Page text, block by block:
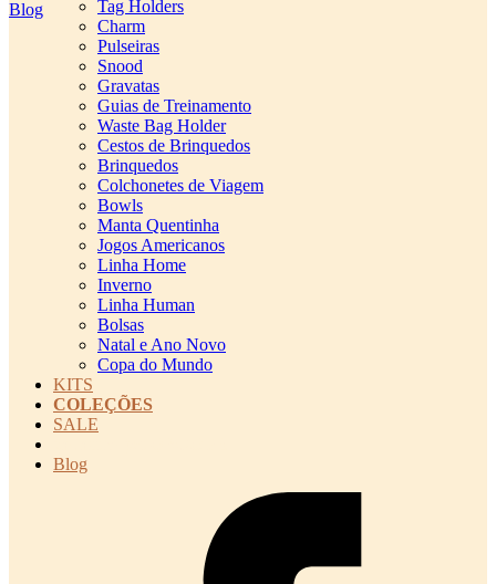
Blog
Tag Holders
Charm
Pulseiras
Snood
Gravatas
Guias de Treinamento
Waste Bag Holder
Cestos de Brinquedos
Brinquedos
Colchonetes de Viagem
Bowls
Manta Quentinha
Jogos Americanos
Linha Home
Inverno
Linha Human
Bolsas
Natal e Ano Novo
Copa do Mundo
KITS
COLEÇÕES
SALE
Blog